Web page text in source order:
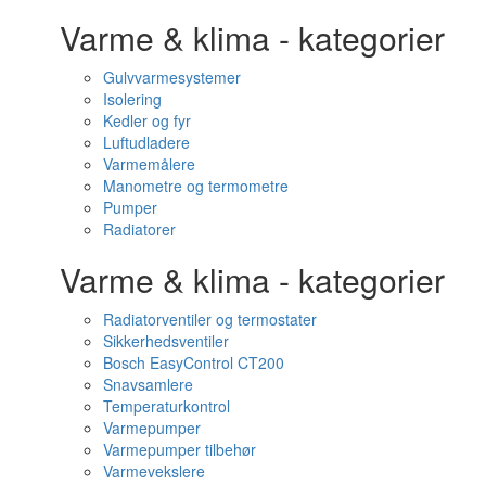
Varme & klima - kategorier
Gulvvarmesystemer
Isolering
Kedler og fyr
Luftudladere
Varmemålere
Manometre og termometre
Pumper
Radiatorer
Varme & klima - kategorier
Radiatorventiler og termostater
Sikkerhedsventiler
Bosch EasyControl CT200
Snavsamlere
Temperaturkontrol
Varmepumper
Varmepumper tilbehør
Varmevekslere